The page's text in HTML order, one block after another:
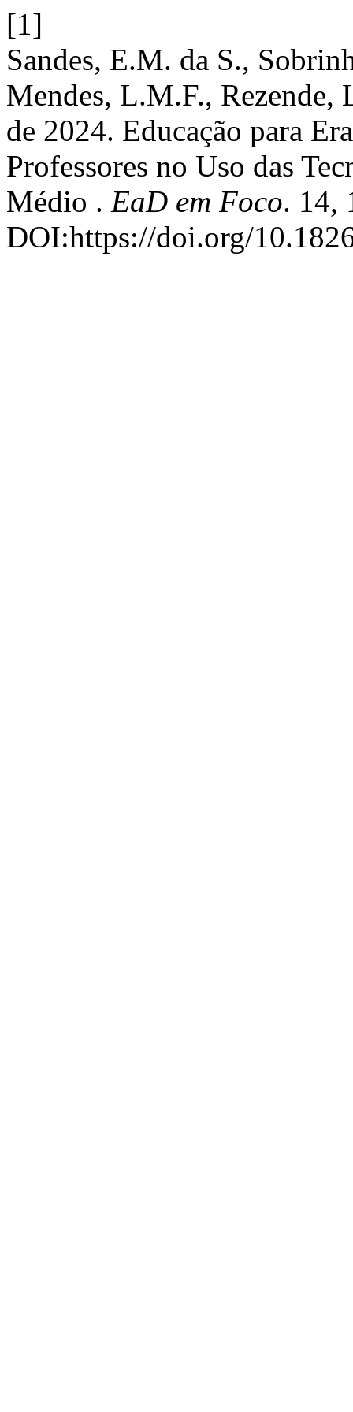
[1]
Sandes, E.M. da S.,
Mendes, L.M.F., Rezende,
de 2024. Educação para
Professores no Uso das
Médio . EaD em Foco. 14,
DOI:https://doi.org/